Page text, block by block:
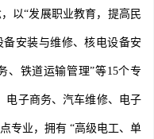
以“发展职业教育，提高民
安装与维修、核电设备安
、铁道运输管理”等15个专
电子商务、汽车维修、电子
专业，拥有 “高级电工、单